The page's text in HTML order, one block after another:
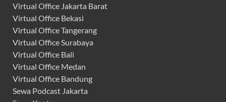
Virtual Office Jakarta Barat
Virtual Office Bekasi
Virtual Office Tangerang
Virtual Office Surabaya
Virtual Office Bali
Virtual Office Medan
Virtual Office Bandung
Sewa Podcast Jakarta